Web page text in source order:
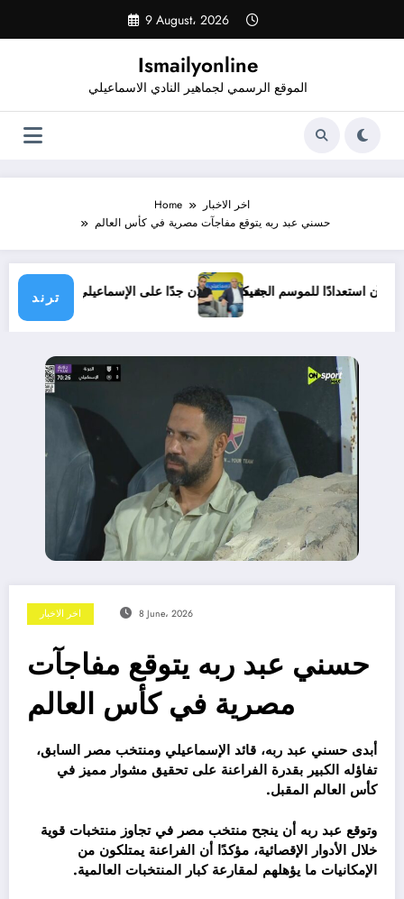
content
9 August، 2026
Ismailyonline
الموقع الرسمي لجماهير النادي الاسماعيلي
Home
اخر الاخبار
حسني عبد ربه يتوقع مفاجآت مصرية في كأس العالم
ترند
شيكابالا: زعلان جدًا على الإسماعيلي..حتى الآن استعدادًا للموسم الجديد
اخر الاخبار 8 June، 2026
حسني عبد ربه يتوقع مفاجآت
مصرية في كأس العالم
أبدى حسني عبد ربه، قائد الإسماعيلي ومنتخب مصر السابق،
تفاؤله الكبير بقدرة الفراعنة على تحقيق مشوار مميز في
كأس العالم المقبل.
وتوقع عبد ربه أن ينجح منتخب مصر في تجاوز منتخبات قوية
خلال الأدوار الإقصائية، مؤكدًا أن الفراعنة يمتلكون من
الإمكانيات ما يؤهلهم لمقارعة كبار المنتخبات العالمية.